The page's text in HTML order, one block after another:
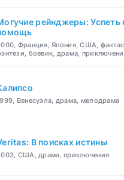
рейнджеры: Успеть
Франция, Япония, США,
боевик, драма,
Венесуэла, драма, мелодрама
В поисках истины
США, драма, приключения